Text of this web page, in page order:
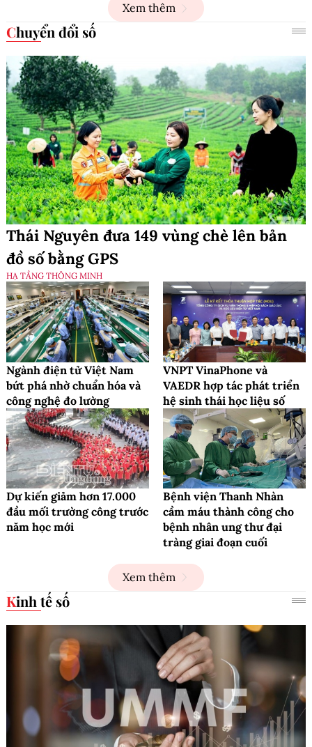
Xem thêm
Chuyển đổi số
Thái Nguyên đưa 149 vùng chè lên bản
đồ số bằng GPS
HẠ TẦNG THÔNG MINH
Ngành điện tử Việt Nam
bứt phá nhờ chuẩn hóa và
công nghệ đo lường
VNPT VinaPhone và
VAEDR hợp tác phát triển
hệ sinh thái học liệu số
Dự kiến giảm hơn 17.000
đầu mối trường công trước
năm học mới
Bệnh viện Thanh Nhàn
cầm máu thành công cho
bệnh nhân ung thư đại
tràng giai đoạn cuối
Xem thêm
Kinh tế số